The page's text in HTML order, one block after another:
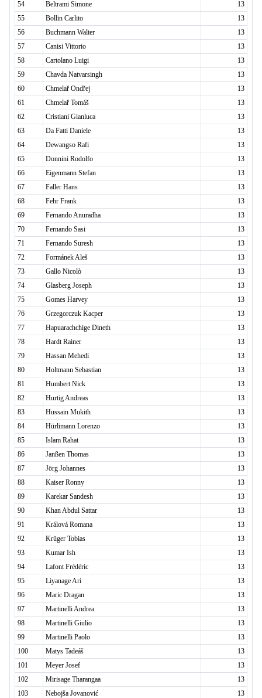
54 Beltrami Simone
13
55
Bollin Carlito
13
56
Buchmann Walter
13
57
Canisi Vittorio
13
58
Cartolano Luigi
13
59
Chavda Natvarsingh
13
60
Chmelař Ondřej
13
61
Chmelař Tomáš
13
62
Cristiani Gianluca
13
63
Da Fatti Daniele
13
64
Dewangso Rafi
13
65
Donnini Rodolfo
13
66
Eigenmann Stefan
13
67
Faller Hans
13
68
Fehr Frank
13
69
Fernando Anuradha
13
70
Fernando Sasi
13
71
Fernando Suresh
13
72
Formánek Aleš
13
73
Gallo Nicolò
13
74
Glasberg Joseph
13
75
Gomes Harvey
13
76
Grzegorczuk Kacper
13
77
Hapuarachchige Dineth
13
78
Hardt Rainer
13
79
Hassan Mehedi
13
80
Holtmann Sebastian
13
81
Humbert Nick
13
82
Hurtig Andreas
13
83
Hussain Mukith
13
84
Hürlimann Lorenzo
13
85
Islam Rahat
13
86
Janßen Thomas
13
87
Jörg Johannes
13
88
Kaiser Ronny
13
89
Karekar Sandesh
13
90
Khan Abdul Sattar
13
91
Králová Romana
13
92
Krüger Tobias
13
93
Kumar Ish
13
94
Lafont Frédéric
13
95
Liyanage Ari
13
96
Maric Dragan
13
97
Martinelli Andrea
13
98
Martinelli Giulio
13
99
Martinelli Paolo
13
100
Matys Tadeáš
13
101
Meyer Josef
13
102
Mirisage Tharangaa
13
103
Nebojša Jovanović
13